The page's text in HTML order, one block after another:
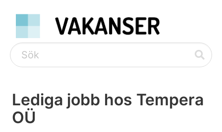
Lediga jobb hos Tempera
OÜ